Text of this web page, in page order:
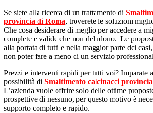
Se siete alla ricerca di un trattamento di
provincia di Roma, troverete le soluzioni
Che cosa desiderare di meglio per accedere a
complete e valide che non deludono. Le
alla portata di tutti e nella maggior parte dei
non poter fare a meno di un servizio
Prezzi e interventi rapidi per tutti voi? Imparate
possibilità di Smaltimento calcinacci
L’azienda vuole offrire solo delle ottime
prospettive di nessuno, per questo motivo è
supporto completo e rapido.